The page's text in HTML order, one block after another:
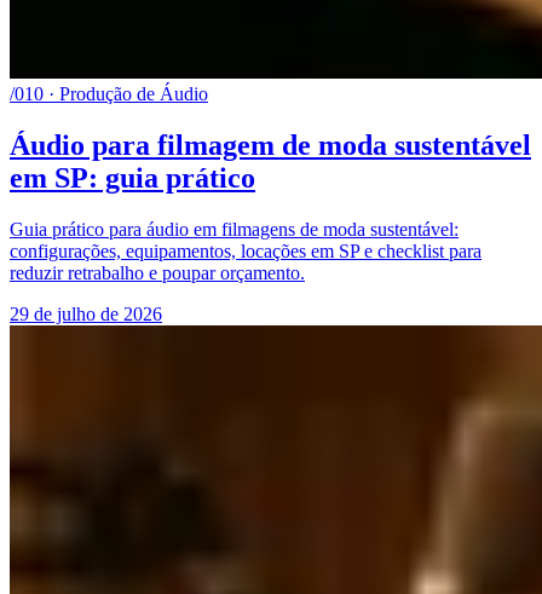
/010 · Produção de Áudio
Áudio para filmagem de moda sustentável
em SP: guia prático
Guia prático para áudio em filmagens de moda sustentável:
configurações, equipamentos, locações em SP e checklist para
reduzir retrabalho e poupar orçamento.
29 de julho de 2026